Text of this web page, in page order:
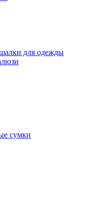
для одежды
сумки